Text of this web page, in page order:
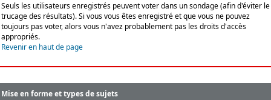
Seuls les utilisateurs enregistrés peuvent voter dans un sondage (afin d'éviter le
trucage des résultats). Si vous vous êtes enregistré et que vous ne pouvez
toujours pas voter, alors vous n'avez probablement pas les droits d'accès
appropriés.
Revenir en haut de page
Mise en forme et types de sujets